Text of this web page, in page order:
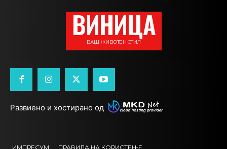
ВИНИЦА
ВАШ ЖИВОТЕН СТИЛ
Развиено и хостирано од
ИМПРЕСУМ ПРАВИЛА НА КОРИСТЕЊЕ